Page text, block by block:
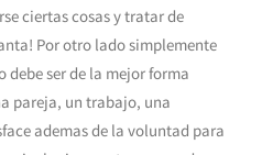
ciertas cosas y tratar de
Por otro lado simplemente
ser de la mejor forma
pareja, un trabajo, una
ademas de la voluntad para